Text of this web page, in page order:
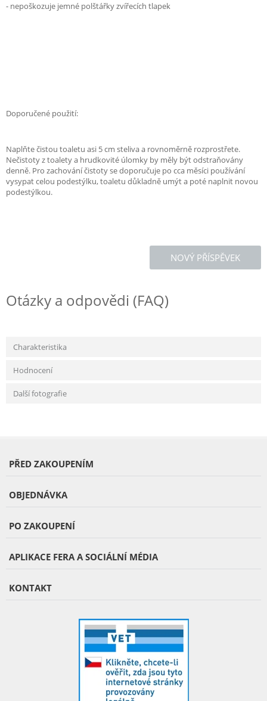
- nepoškozuje jemné polštářky zvířecích tlapek
Doporučené použití:
Naplňte čistou toaletu asi 5 cm steliva a rovnoměrně rozprostřete.
Nečistoty z toalety a hrudkovité úlomky by měly být odstraňovány
denně. Pro zachování čistoty se doporučuje po cca měsíci používání
vysypat celou podestýlku, toaletu důkladně umýt a poté naplnit novou
podestýlkou.
NOVÝ PŘÍSPĚVEK
Otázky a odpovědi (FAQ)
Charakteristika
Hodnocení
Další fotografie
PŘED ZAKOUPENÍM
OBJEDNÁVKA
PO ZAKOUPENÍ
APLIKACE FERA A SOCIÁLNÍ MÉDIA
KONTAKT